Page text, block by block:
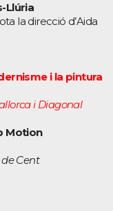
Llúria
la direcció d’Aida
i la pintura
i Diagonal
Motion
de Cent